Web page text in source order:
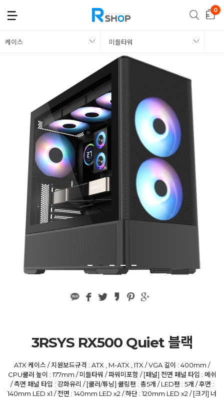
케이스 미들타워
3RSYS RX500 Quiet 블랙
ATX 케이스 / 지원보드규격 : ATX , M-ATX , ITX / VGA 길이 : 400mm /
CPU쿨러 높이 : 177mm / 미들타워 / 파워미포함 / [패널] 전면 패널 타입 : 메쉬
/ 측면 패널 타입 : 강화유리 / [쿨러/튜닝] 쿨링팬 : 총5개 / LED팬 : 5개 / 후면 :
140mm LED x1 / 전면 : 140mm LED x2 / 하단 : 120mm LED x2 / [크기] 너